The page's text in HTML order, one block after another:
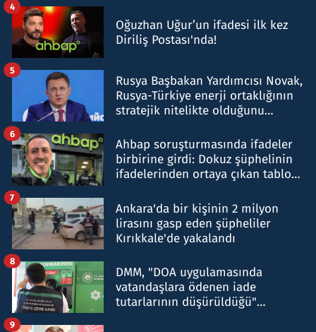
Oğuzhan Uğur’un ifadesi ilk kez
Diriliş Postası'nda!
4
Rusya Başbakan Yardımcısı Novak,
Rusya-Türkiye enerji ortaklığının
stratejik nitelikte olduğunu
5
Ahbap soruşturmasında ifadeler
birbirine girdi: Dokuz şüphelinin
ifadelerinden ortaya çıkan tablo
6
Ankara'da bir kişinin 2 milyon
lirasını gasp eden şüpheliler
Kırıkkale'de yakalandı
7
DMM, "DOA uygulamasında
vatandaşlara ödenen iade
tutarlarının düşürüldüğü"
8
9